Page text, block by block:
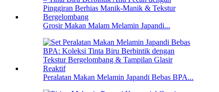
Grosir Makan Malam Melamin Japandi...
Peralatan Makan Melamin Japandi Bebas BPA...